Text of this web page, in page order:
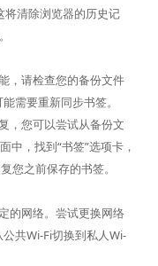
将清除浏览器的历史记
，请检查您的备份文件
需要重新同步书签。
，您可以尝试从备份文
中，找到“书签”选项卡，
您之前保存的书签。
的网络。尝试更换网络
共Wi-Fi切换到私人Wi-